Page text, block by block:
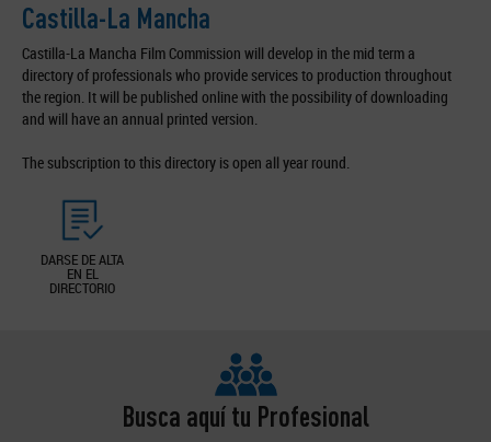
Castilla-La Mancha
Castilla-La Mancha Film Commission will develop in the mid term a
directory of professionals who provide services to production throughout
the region. It will be published online with the possibility of downloading
and will have an annual printed version.
The subscription to this directory is open all year round.
DARSE DE ALTA
EN EL
DIRECTORIO
Busca aquí tu Profesional